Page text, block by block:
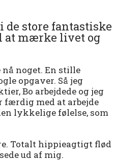
store fantastiske
at mærke livet og
noget. En stille
opgaver. Så jeg
Bo arbejdede og jeg
færdig med at arbejde
lykkelige følelse, som
Totalt hippieagtigt flød
ud af mig.